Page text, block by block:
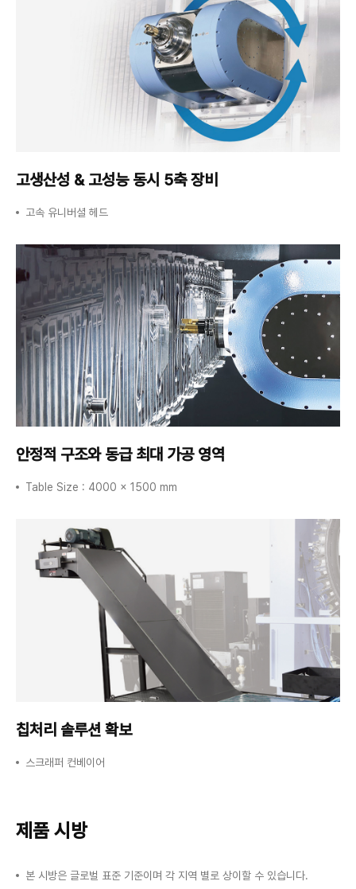
고생산성 & 고성능동시 5축 장비
고속 유니버셜 헤드
안정적 구조와동급 최대 가공 영역
Table Size : 4000 x 1500 mm
칩처리 솔루션 확보
스크래퍼 컨베이어
제품 시방
본 시방은 글로벌 표준 기준이며 각 지역 별로 상이할 수 있습니다.